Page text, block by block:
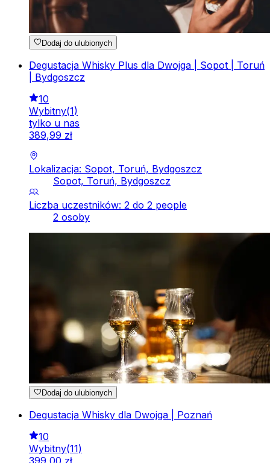
Dodaj do ulubionych
Degustacja Whisky Plus dla Dwojga | Sopot | Toruń
| Bydgoszcz
10
Wybitny(1)
tylko u nas
389,99 zł
Lokalizacja: Sopot, Toruń, Bydgoszcz
Sopot, Toruń, Bydgoszcz
Liczba uczestników: 2 do 2 people
2 osoby
Dodaj do ulubionych
Degustacja Whisky dla Dwojga | Poznań
10
Wybitny(11)
399 00 zł